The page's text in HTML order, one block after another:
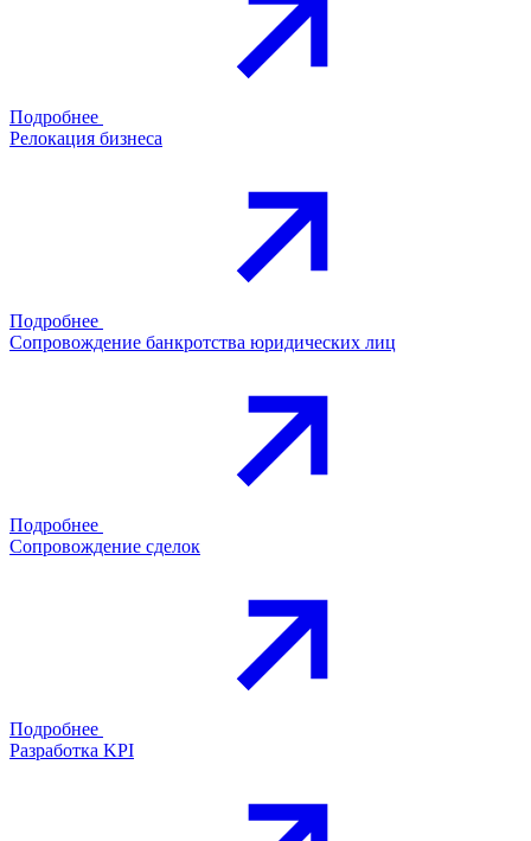
Подробнее
Релокация бизнеса
Подробнее
Сопровождение банкротства юридических лиц
Подробнее
Сопровождение сделок
Подробнее
Разработка KPI